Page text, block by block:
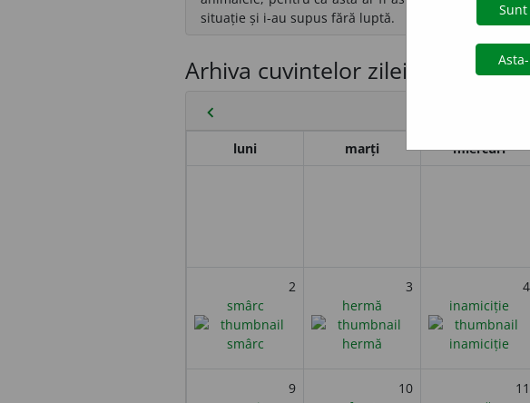
situație și i-au supus fără luptă.
Arhiva cuvintelor zilei
chevron_left
luni marți miercuri
2
smârc
3
hermă
4
inamiciție
9
10
11